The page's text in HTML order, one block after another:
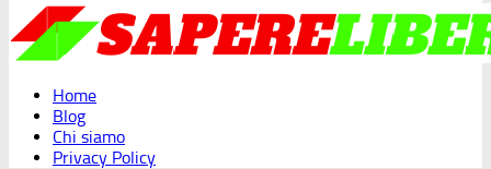
Home
Blog
Chi siamo
Privacy Policy